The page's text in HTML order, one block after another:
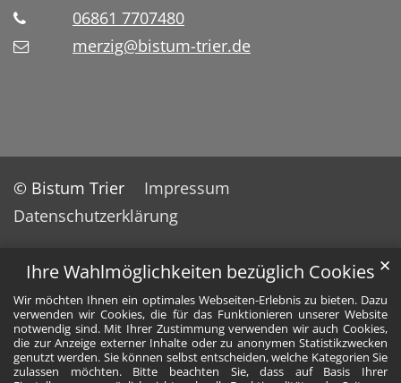
Ihre Wahlmöglichkeiten bezüglich Cookies
Wir möchten Ihnen ein optimales Webseiten-Erlebnis zu bieten. Dazu
verwenden wir Cookies, die für das Funktionieren unserer Website
notwendig sind. Mit Ihrer Zustimmung verwenden wir auch Cookies,
die zur Anzeige externer Inhalte oder zu anonymen Statistikzwecken
genutzt werden. Sie können selbst entscheiden, welche Kategorien Sie
zulassen möchten. Bitte beachten Sie, dass auf Basis Ihrer
✕
06861 7707480
merzig@bistum-trier.de
© Bistum Trier
Impressum
Datenschutzerklärung